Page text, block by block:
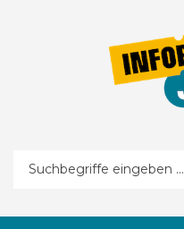
Suchformular